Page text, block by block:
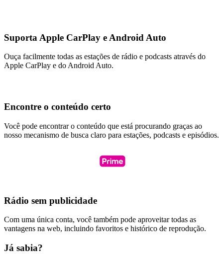
Suporta Apple CarPlay e Android Auto
Ouça facilmente todas as estações de rádio e podcasts através do
Apple CarPlay e do Android Auto.
Encontre o conteúdo certo
Você pode encontrar o conteúdo que está procurando graças ao
nosso mecanismo de busca claro para estações, podcasts e episódios.
Rádio sem publicidade
Com uma única conta, você também pode aproveitar todas as
vantagens na web, incluindo favoritos e histórico de reprodução.
Já sabia?